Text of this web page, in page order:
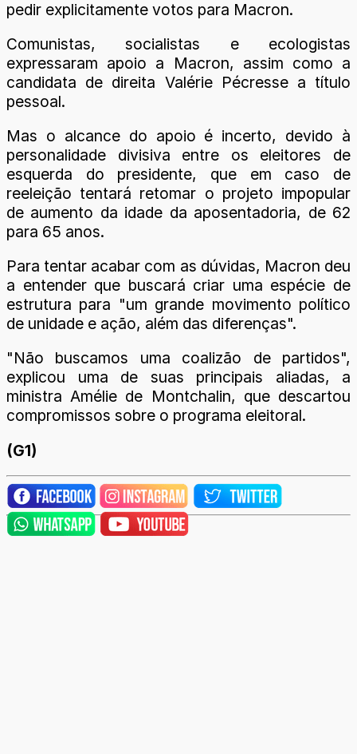
pedir explicitamente votos para Macron.
Comunistas, socialistas e ecologistas
expressaram apoio a Macron, assim como a
candidata de direita Valérie Pécresse a título
pessoal.
Mas o alcance do apoio é incerto, devido à
personalidade divisiva entre os eleitores de
esquerda do presidente, que em caso de
reeleição tentará retomar o projeto impopular
de aumento da idade da aposentadoria, de 62
para 65 anos.
Para tentar acabar com as dúvidas, Macron deu
a entender que buscará criar uma espécie de
estrutura para "um grande movimento político
de unidade e ação, além das diferenças".
"Não buscamos uma coalizão de partidos",
explicou uma de suas principais aliadas, a
ministra Amélie de Montchalin, que descartou
compromissos sobre o programa eleitoral.
(G1)